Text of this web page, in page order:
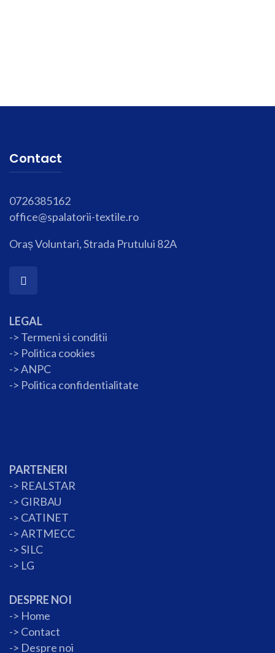
Contact
0726385162
office@spalatorii-textile.ro
Oraș Voluntari, Strada Prutului 82A
LEGAL
-> Termeni si conditii
-> Politica cookies
-> ANPC
-> Politica confidentialitate
PARTENERI
-> REALSTAR
-> GIRBAU
-> CATINET
->ARTMECC
->SILC
-> LG
DESPRE NOI
-> Home
-> Contact
-> Despre noi